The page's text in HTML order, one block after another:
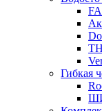
ТН
Гибкая